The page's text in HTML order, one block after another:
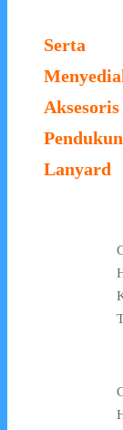
Serta
Aksesoris
Lanyard